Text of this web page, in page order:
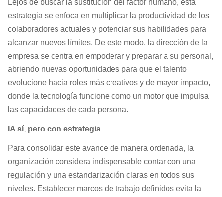
Lejos de buscar la sustitución del factor humano, esta
estrategia se enfoca en multiplicar la productividad de los
colaboradores actuales y potenciar sus habilidades para
alcanzar nuevos límites. De este modo, la dirección de la
empresa se centra en empoderar y preparar a su personal,
abriendo nuevas oportunidades para que el talento
evolucione hacia roles más creativos y de mayor impacto,
donde la tecnología funcione como un motor que impulsa
las capacidades de cada persona.
IA sí, pero con estrategia
Para consolidar este avance de manera ordenada, la
organización considera indispensable contar con una
regulación y una estandarización claras en todos sus
niveles. Establecer marcos de trabajo definidos evita la